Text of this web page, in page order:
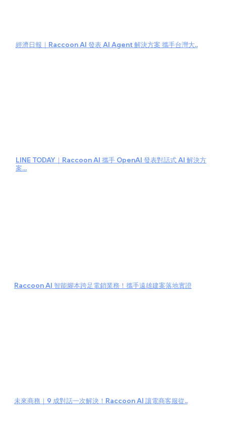
經濟日報｜Raccoon AI 發表 AI Agent 解決方案 攜手台灣大..
LINE TODAY｜Raccoon AI 攜手 OpenAI 發表對話式 AI 解決方
案...
Raccoon AI 智能腳本跨足電銷業務！攜手遠雄建案落地實證
未來商務｜9 成對話一次解決！Raccoon AI 讓電商客服從..